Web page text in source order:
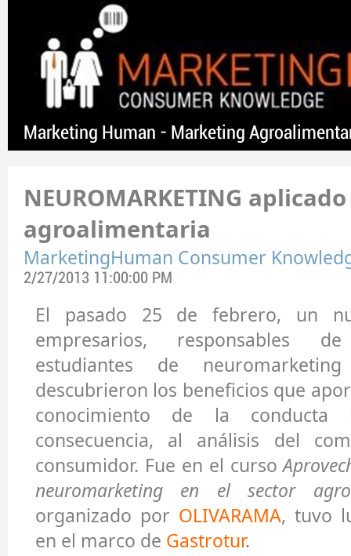
Marketing Human - Marketing
NEUROMARKETING
agroalimentaria
MarketingHuman Consumer
2/27/2013 11:00:00 PM
El pasado 25 de febrero, un
empresarios, responsables
estudiantes de
descubrieron los beneficios que
conocimiento de la
consecuencia, al análisis del
consumidor. Fue en el curso
neuromarketing en el sector
organizado por OLIVARAMA, tuvo
en el marco de Gastrotur.